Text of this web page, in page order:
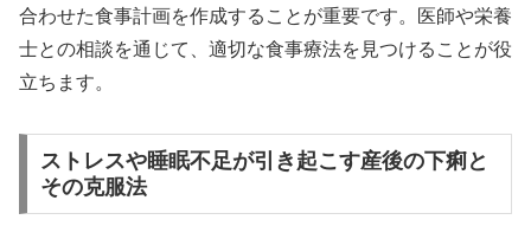
合わせた食事計画を作成することが重要です。医師や栄養
士との相談を通じて、適切な食事療法を見つけることが役
立ちます。
ストレスや睡眠不足が引き起こす産後の下痢と
その克服法